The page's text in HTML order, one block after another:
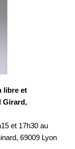
libre et
Girard,
et 17h30 au
69009 Lyon